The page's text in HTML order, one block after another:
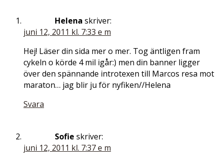
Helena skriver:
juni 12, 2011 kl. 7:33 e m
Hej! Läser din sida mer o mer. Tog äntligen fram
cykeln o körde 4 mil igår:) men din banner ligger
över den spännande introtexen till Marcos resa mot
maraton… jag blir ju för nyfiken//Helena
Svara
Sofie skriver:
juni 12, 2011 kl. 7:37 e m